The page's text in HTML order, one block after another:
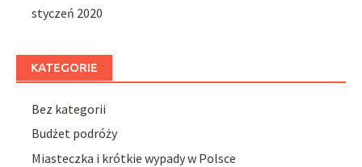
styczeń 2020
KATEGORIE
Bez kategorii
Budżet podróży
Miasteczka i krótkie wypady w Polsce